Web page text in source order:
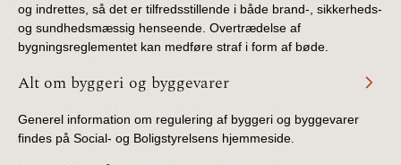
og indrettes, så det er tilfredsstillende i både brand-, sikkerheds-
og sundhedsmæssig henseende. Overtrædelse af
bygningsreglementet kan medføre straf i form af bøde.
Alt om byggeri og byggevarer
Generel information om regulering af byggeri og byggevarer
findes på Social- og Boligstyrelsens hjemmeside.